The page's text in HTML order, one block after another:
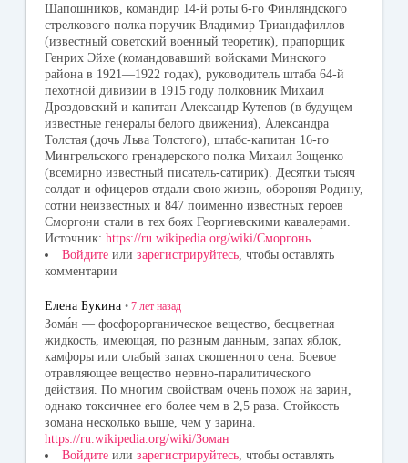
Шапошников, командир 14-й роты 6-го Финляндского
стрелкового полка поручик Владимир Триандафиллов
(известный советский военный теоретик), прапорщик
Генрих Эйхе (командовавший войсками Минского
района в 1921—1922 годах), руководитель штаба 64-й
пехотной дивизии в 1915 году полковник Михаил
Дроздовский и капитан Александр Кутепов (в будущем
известные генералы белого движения), Александра
Толстая (дочь Льва Толстого), штабс-капитан 16-го
Мингрельского гренадерского полка Михаил Зощенко
(всемирно известный писатель-сатирик). Десятки тысяч
солдат и офицеров отдали свою жизнь, обороняя Родину,
сотни неизвестных и 847 поименно известных героев
Сморгони стали в тех боях Георгиевскими кавалерами.
Источник: https://ru.wikipedia.org/wiki/Сморгонь
Войдите или зарегистрируйтесь , чтобы оставлять
комментарии
Елена Букина • 7 лет назад
Зома́н — фосфорорганическое вещество, бесцветная
жидкость, имеющая, по разным данным, запах яблок,
камфоры или слабый запах скошенного сена. Боевое
отравляющее вещество нервно-паралитического
действия. По многим свойствам очень похож на зарин,
однако токсичнее его более чем в 2,5 раза. Стойкость
зомана несколько выше, чем у зарина.
https://ru.wikipedia.org/wiki/Зоман
Войдите или зарегистрируйтесь, чтобы оставлять